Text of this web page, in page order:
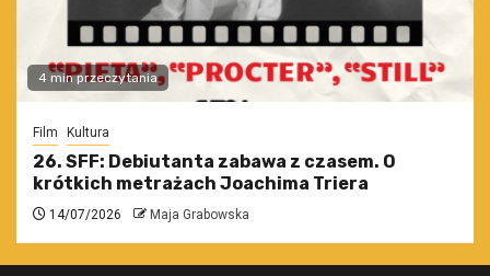
4 min przeczytania
Film Kultura
26. SFF: Debiutanta zabawa z czasem. O
krótkich metrażach Joachima Triera
14/07/2026 Maja Grabowska